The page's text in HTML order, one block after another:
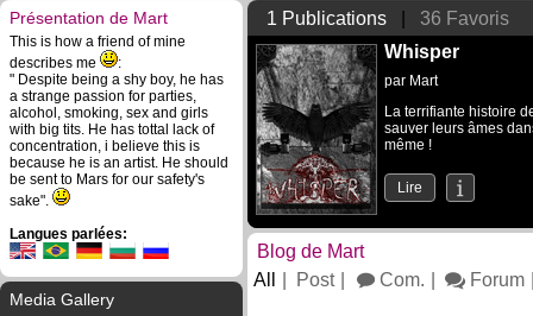
Présentation de Mart
This is how a friend of mine
describes me
:
" Despite being a shy boy, he has
a strange passion for parties,
alcohol, smoking, sex and girls
with big tits. He has tottal lack of
concentration, i believe this is
because he is an artist. He should
be sent to Mars for our safety's
sake".
Langues parlées:
Media Gallery
1 Publications
36 Favoris
Whisper
par Mart
La terrifiante histoire
sauver leurs âmes
même !
Lire
Blog de Mart
All
Post Com. Forum